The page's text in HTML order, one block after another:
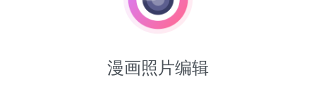
漫画照片编辑